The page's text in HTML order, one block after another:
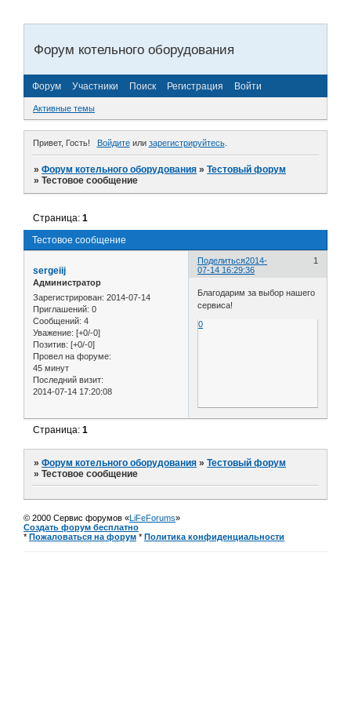
Форум котельного оборудования
Форум Участники Поиск Регистрация Войти
Активные темы
Привет, Гость! Войдитеили зарегистрируйтесь.
»Форум котельного оборудования »Тестовый форум
»Тестовое сообщение
Тестовое сообщение
Страница:1
Поделиться 1
2014-
07-14 16:29:36
sergeiij
Администратор
Зарегистрирован: 2014-07-14
Приглашений: 0
Сообщений: 4
Уважение: [+0/-0]
Позитив: [+0/-0]
Провел на форуме:
45 минут
Последний визит:
2014-07-14 17:20:08
Благодарим за выбор нашего
сервиса!
0
Страница:1
»Форум котельного оборудования »Тестовый форум
»Тестовое сообщение
© 2000 Сервис форумов «LiFeForums»
Создать форум бесплатно
* Пожаловаться на форум * Политика конфиденциальности